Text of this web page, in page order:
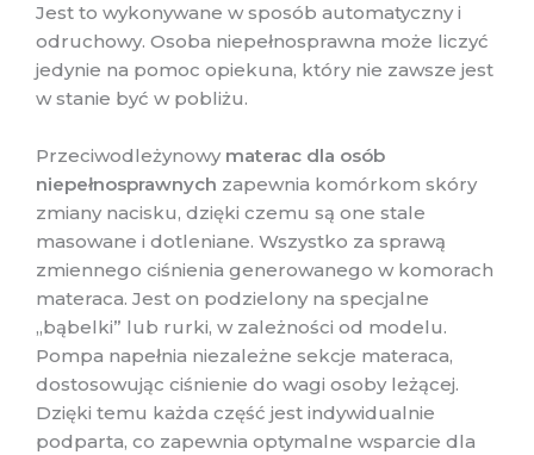
Jest to wykonywane w sposób automatyczny i
odruchowy. Osoba niepełnosprawna może liczyć
jedynie na pomoc opiekuna, który nie zawsze jest
w stanie być w pobliżu.
Przeciwodleżynowy materac dla osób
niepełnosprawnych zapewnia komórkom skóry
zmiany nacisku, dzięki czemu są one stale
masowane i dotleniane. Wszystko za sprawą
zmiennego ciśnienia generowanego w komorach
materaca. Jest on podzielony na specjalne
,,bąbelki” lub rurki, w zależności od modelu.
Pompa napełnia niezależne sekcje materaca,
dostosowując ciśnienie do wagi osoby leżącej.
Dzięki temu każda część jest indywidualnie
podparta, co zapewnia optymalne wsparcie dla